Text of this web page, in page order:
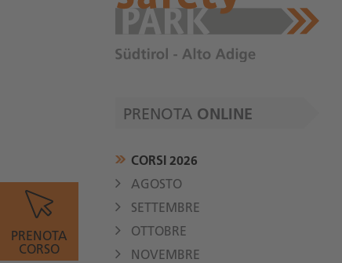
PRENOTA
CORSO
PRENOTA ONLINE
CORSI 2026
AGOSTO
SETTEMBRE
OTTOBRE
NOVEMBRE